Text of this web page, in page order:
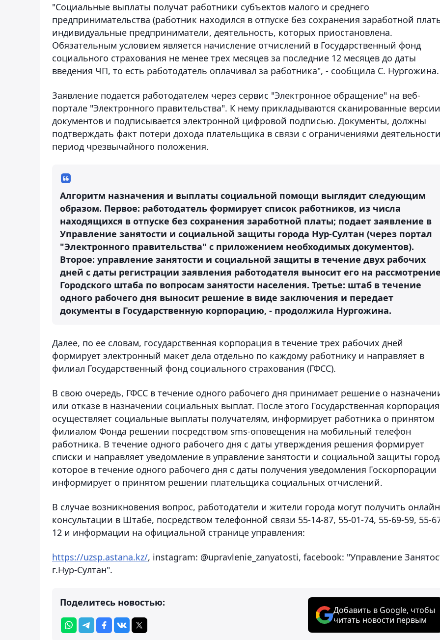
"Социальные выплаты получат работники субъектов малого и среднего
предпринимательства (работник находился в отпуске без сохранения заработной
индивидуальные предприниматели, деятельность, которых приостановлена.
Обязательным условием является начисление отчислений в Государственный фонд
социального страхования не менее трех месяцев за последние 12 месяцев до даты
введения ЧП, то есть работодатель оплачивал за работника", - сообщила С. Нургожина.
Заявление подается работодателем через сервис "Электронное обращение" на веб-
портале "Электронного правительства". К нему прикладываются сканированные версии
документов и подписывается электронной цифровой подписью. Документы, должны
подтверждать факт потери дохода плательщика в связи с ограничениями
период чрезвычайного положения.
Алгоритм назначения и выплаты социальной помощи выглядит следующим
образом. Первое: работодатель формирует список работников, из числа
находящихся в отпуске без сохранения заработной платы; подает заявление в
Управление занятости и социальной защиты города Нур-Султан (через портал
"Электронного правительства" с приложением необходимых документов).
Второе: управление занятости и социальной защиты в течение двух рабочих
дней с даты регистрации заявления работодателя выносит его на
Городского штаба по вопросам занятости населения. Третье: штаб в течение
одного рабочего дня выносит решение в виде заключения и передает
документы в Государственную корпорацию, - продолжила Нургожина.
Далее, по ее словам, государственная корпорация в течение трех рабочих дней
формирует электронный макет дела отдельно по каждому работнику и направляет в
филиал Государственный фонд социального страхования (ГФСС).
В свою очередь, ГФСС в течение одного рабочего дня принимает решение о
или отказе в назначении социальных выплат. После этого Государственная корпорация
осуществляет социальные выплаты получателям, информирует работника о принятом
филиалом Фонда решении посредством sms-оповещения на мобильный телефон
работника. В течение одного рабочего дня с даты утверждения решения формирует
списки и направляет уведомление в управление занятости и социальной защиты
которое в течение одного рабочего дня с даты получения уведомления Госкорпорации
информирует о принятом решении плательщика социальных отчислений.
В случае возникновения вопрос, работодатели и жители города могут получить онлайн
консультации в Штабе, посредством телефонной связи 55-14-87, 55-01-74, 55-69-59, 55-
12 и информации на официальной странице управления:
https://uzsp.astana.kz/, instagram: @upravlenie_zanyatosti, facebook: "Управление
г.Нур-Султан".
Поделитесь новостью:
Добавить в Google, чтобы
читать новости первым